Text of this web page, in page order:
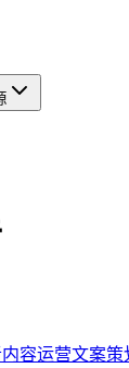
内容运营文案策